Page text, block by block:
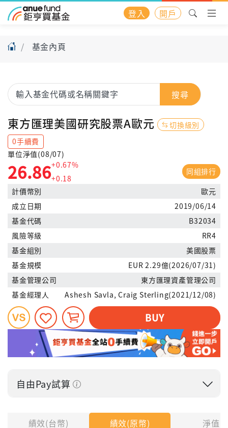
登入 開戶
基金內頁
績效(台幣) 績效(原幣)
淨值
搜尋
東方匯理美國研究股票A歐元
切換級別
0手續費
單位淨值(08/07)
26.86+0.67%
+0.18
同組排行
計價幣別
歐元
成立日期
2019/06/14
基金代碼
B32034
風險等級
RR4
基金組別
美國股票
基金規模
EUR 2.29億(2026/07/31)
基金管理公司
東方匯理資產管理公司
基金經理人
Ashesh Savla, Craig Sterling(2021/12/08)
BUY
自由Pay試算